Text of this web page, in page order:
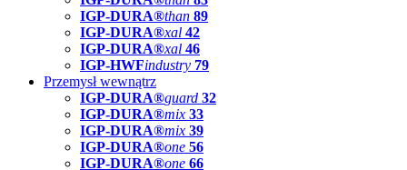
IGP-DURA®than 89
IGP-DURA®xal 42
IGP-DURA®xal 46
IGP-HWFindustry 79
Przemysł wewnątrz
IGP-DURA®guard 32
IGP-DURA®mix 33
IGP-DURA®mix 39
IGP-DURA®one 56
IGP-DURA®one 66